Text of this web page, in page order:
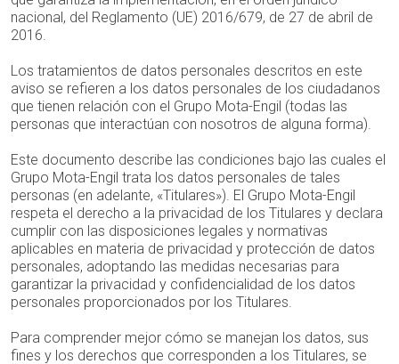
nacional, del Reglamento (UE) 2016/679, de 27 de abril de
2016.
Los tratamientos de datos personales descritos en este
aviso se refieren a los datos personales de los ciudadanos
que tienen relación con el Grupo Mota-Engil (todas las
personas que interactúan con nosotros de alguna forma).
Este documento describe las condiciones bajo las cuales el
Grupo Mota-Engil trata los datos personales de tales
personas (en adelante, «Titulares»). El Grupo Mota-Engil
respeta el derecho a la privacidad de los Titulares y declara
cumplir con las disposiciones legales y normativas
aplicables en materia de privacidad y protección de datos
personales, adoptando las medidas necesarias para
garantizar la privacidad y confidencialidad de los datos
personales proporcionados por los Titulares.
Para comprender mejor cómo se manejan los datos, sus
fines y los derechos que corresponden a los Titulares, se